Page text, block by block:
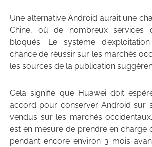
Une alternative Android aurait une
Chine, où de nombreux services
bloqués. Le système
chance de réussir sur les marchés
les sources de la publication
Cela signifie que Huawei doit
accord pour conserver Android sur
vendus sur les marchés
est en mesure de prendre en charge
pendant encore environ 3 mois